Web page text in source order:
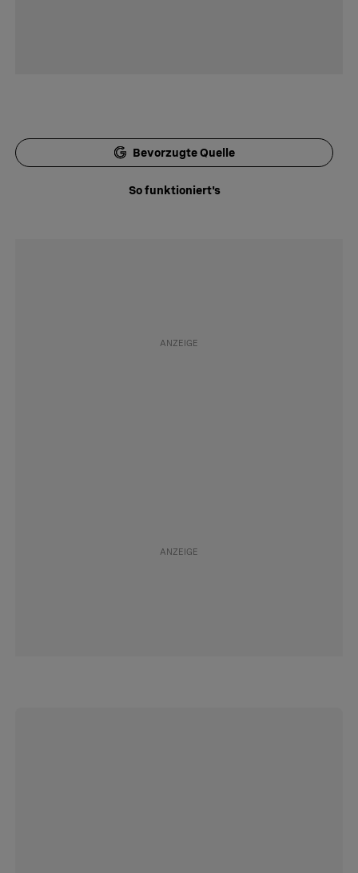
Bevorzugte Quelle
So funktioniert's